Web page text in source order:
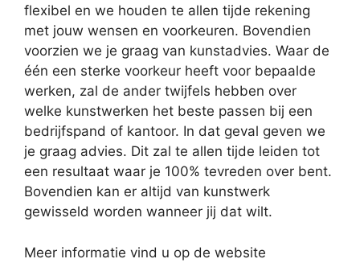
flexibel en we houden te allen tijde rekening
met jouw wensen en voorkeuren. Bovendien
voorzien we je graag van kunstadvies. Waar de
één een sterke voorkeur heeft voor bepaalde
werken, zal de ander twijfels hebben over
welke kunstwerken het beste passen bij een
bedrijfspand of kantoor. In dat geval geven we
je graag advies. Dit zal te allen tijde leiden tot
een resultaat waar je 100% tevreden over bent.
Bovendien kan er altijd van kunstwerk
gewisseld worden wanneer jij dat wilt.
Meer informatie vind u op de website